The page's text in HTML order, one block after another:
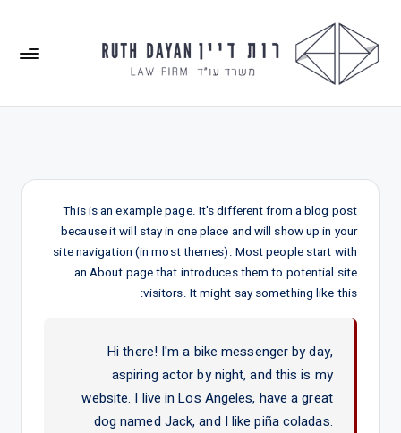
This is an example page. It's different from a blog post
because it will stay in one place and will show up in your
site navigation (in most themes). Most people start with
an About page that introduces them to potential site
visitors. It might say something like this:
Hi there! I'm a bike messenger by day,
aspiring actor by night, and this is my
website. I live in Los Angeles, have a great
dog named Jack, and I like piña coladas.